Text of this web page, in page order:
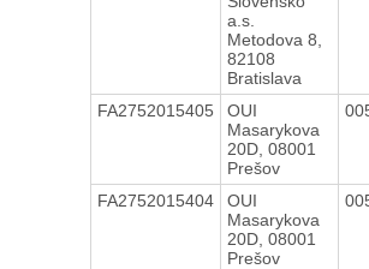
a.s.
Metodova 8,
82108
Bratislava
FA2752015405
OUI
Masarykova
20D, 08001
Prešov
FA2752015404
OUI
Masarykova
20D, 08001
Prešov